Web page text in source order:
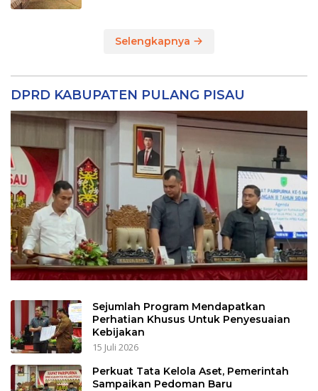
Selengkapnya
DPRD KABUPATEN PULANG PISAU
Sejumlah Program Mendapatkan
Perhatian Khusus Untuk Penyesuaian
Kebijakan
15 Juli 2026
Perkuat Tata Kelola Aset, Pemerintah
Sampaikan Pedoman Baru